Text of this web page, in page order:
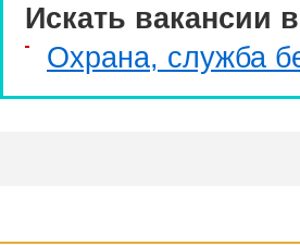
Искать вакансии
Охрана, служба